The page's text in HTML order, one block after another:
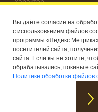
используемых
© Компания Nestlé, 2026
®Владелец товарных
(Швейцария)
Вы даёте согласие на
с использованием файлов
программы «Яндекс
посетителей сайта,
сайта. Если вы не хотите,
обрабатывались, покиньте
Политике обработки файлов